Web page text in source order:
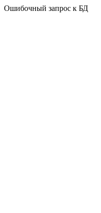
Ошибочный запрос к БД